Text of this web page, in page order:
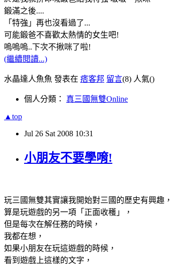
鍛滿之後....
「特強」再也沒看過了...
可能鍛爸不喜歡太熱情的女生吧!
嗚嗚嗚..下次不揪咪了啦!
(繼續閱讀...)
水晶達人魚魚 發表在 痞客邦 留言(8) 人氣()
個人分類： 真三國無雙Online
▲top
Jul 26 Sat 2008 10:31
小朋友不要學唷!
玩三國無雙其實讓我開始對三國的歷史有興趣，
算是玩遊戲的另一項「正面收穫」，
但是每次在解任務的時候，
我都在想，
如果小朋友在玩這遊戲的時候，
看到遊戲上這樣的文字，